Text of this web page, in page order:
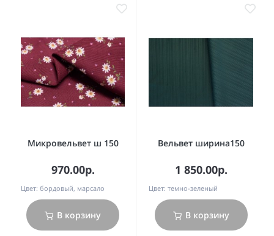
Микровельвет ш 150
970.00р.
Цвет: бордовый, марсало
В корзину
Вельвет ширина150
1 850.00р.
Цвет: темно-зеленый
В корзину